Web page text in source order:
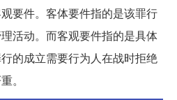
要件。客体要件指的是该罪行
活动。而客观要件指的是具体
的成立需要行为人在战时拒绝
。